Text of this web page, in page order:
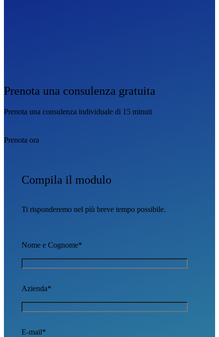
Prenota una consulenza gratuita
Prenota una consulenza individuale di 15 minuti
Prenota ora
Compila il modulo
Ti risponderemo nel più breve tempo possibile.
Nome e Cognome*
Azienda*
E-mail*